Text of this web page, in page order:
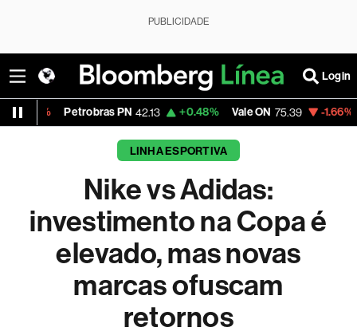
PUBLICIDADE
Login
PN 42.13 +0.48% Vale ON 75.39 -1.66% Itaú PN
LINHA ESPORTIVA
Nike vs Adidas:
investimento na Copa é
elevado, mas novas
marcas ofuscam
retornos